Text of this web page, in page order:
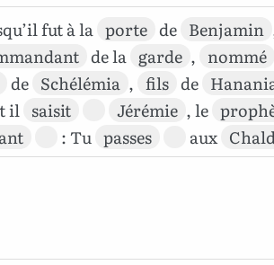
fut à la porte de Benjamin
de la garde , nommé
de Schélémia , fils de
il saisit Jérémie , le
: Tu passes aux